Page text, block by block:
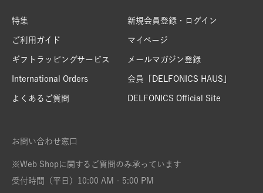
特集
ご利用ガイド
ギフトラッピングサービス
International Orders
よくあるご質問
新規会員登録・ログイン
マイページ
メールマガジン登録
会員「DELFONICS HAUS」
DELFONICS Official Site
お問い合わせ窓口
※Web Shopに関するご質問のみ承っています
受付時間（平日）10:00 AM - 5:00 PM